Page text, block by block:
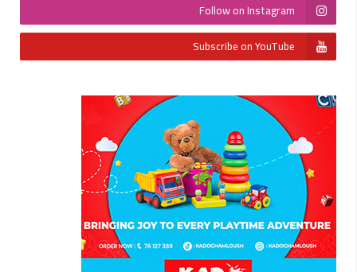
Follow on Instagram
Subscribe on YouTube